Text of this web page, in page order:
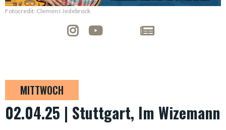
Fotocredit: Clemens Jedebrock
MITTWOCH
02.04.25 | Stuttgart, Im Wizemann